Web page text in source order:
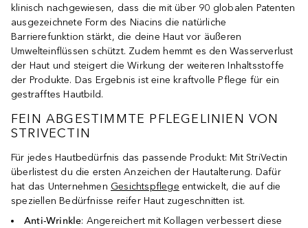
klinisch nachgewiesen, dass die mit über 90 globalen Patenten
ausgezeichnete Form des Niacins die natürliche
Barrierefunktion stärkt, die deine Haut vor äußeren
Umwelteinflüssen schützt. Zudem hemmt es den Wasserverlust
der Haut und steigert die Wirkung der weiteren Inhaltsstoffe
der Produkte. Das Ergebnis ist eine kraftvolle Pflege für ein
gestrafftes Hautbild.
FEIN ABGESTIMMTE PFLEGELINIEN VON
STRIVECTIN
Für jedes Hautbedürfnis das passende Produkt: Mit StriVectin
überlistest du die ersten Anzeichen der Hautalterung. Dafür
hat das Unternehmen Gesichtspflege entwickelt, die auf die
speziellen Bedürfnisse reifer Haut zugeschnitten ist.
Anti-Wrinkle: Angereichert mit Kollagen verbessert diese